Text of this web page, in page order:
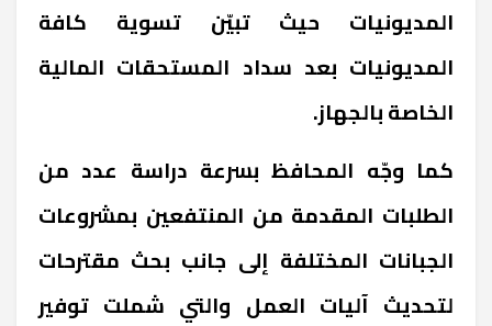
المديونيات حيث تبيّن تسوية كافة
المديونيات بعد سداد المستحقات المالية
الخاصة بالجهاز.
كما وجّه المحافظ بسرعة دراسة عدد من
الطلبات المقدمة من المنتفعين بمشروعات
الجبانات المختلفة إلى جانب بحث مقترحات
لتحديث آليات العمل والتي شملت توفير